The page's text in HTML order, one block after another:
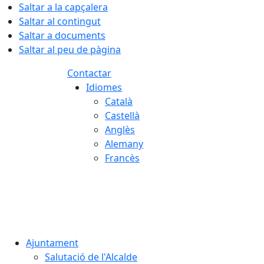
Saltar a la capçalera
Saltar al contingut
Saltar a documents
Saltar al peu de pàgina
Contactar
Idiomes
Català
Castellà
Anglès
Alemany
Francès
Ajuntament
Salutació de l'Alcalde